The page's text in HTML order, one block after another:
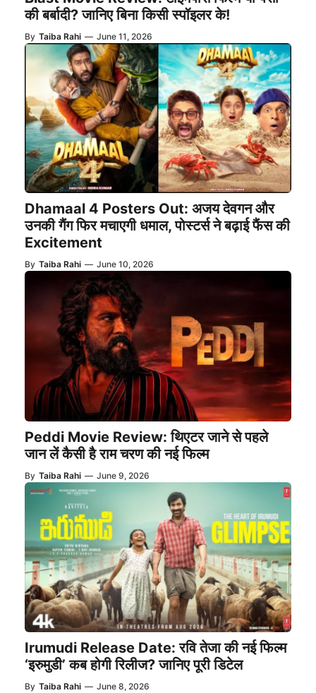
की बर्बादी? जानिए बिना किसी स्पॉइलर के!
By Taiba Rahi — June 11, 2026
Dhamaal 4 Posters Out: अजय देवगन और
उनकी गैंग फिर मचाएगी धमाल, पोस्टर्स ने बढ़ाई फैंस की
Excitement
By Taiba Rahi — June 10, 2026
Peddi Movie Review: थिएटर जाने से पहले
जान लें कैसी है राम चरण की नई फिल्म
By Taiba Rahi — June 9, 2026
Irumudi Release Date: रवि तेजा की नई फिल्म
‘इरुमुडी’ कब होगी रिलीज? जानिए पूरी डिटेल
By Taiba Rahi — June 8, 2026